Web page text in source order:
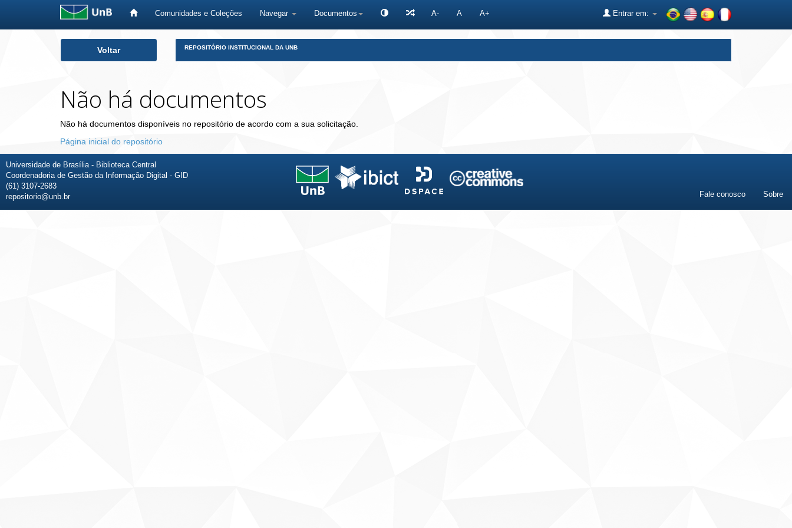
Comunidades e Coleções Navegar Documentos A- A A+ Entrar em:
Voltar REPOSITÓRIO INSTITUCIONAL DA UNB
Não há documentos
Não há documentos disponíveis no repositório de acordo com a sua solicitação.
Página inicial do repositório
Universidade de Brasília - Biblioteca Central
Coordenadoria de Gestão da Informação Digital - GID
(61) 3107-2683
repositorio@unb.br
Fale conosco Sobre